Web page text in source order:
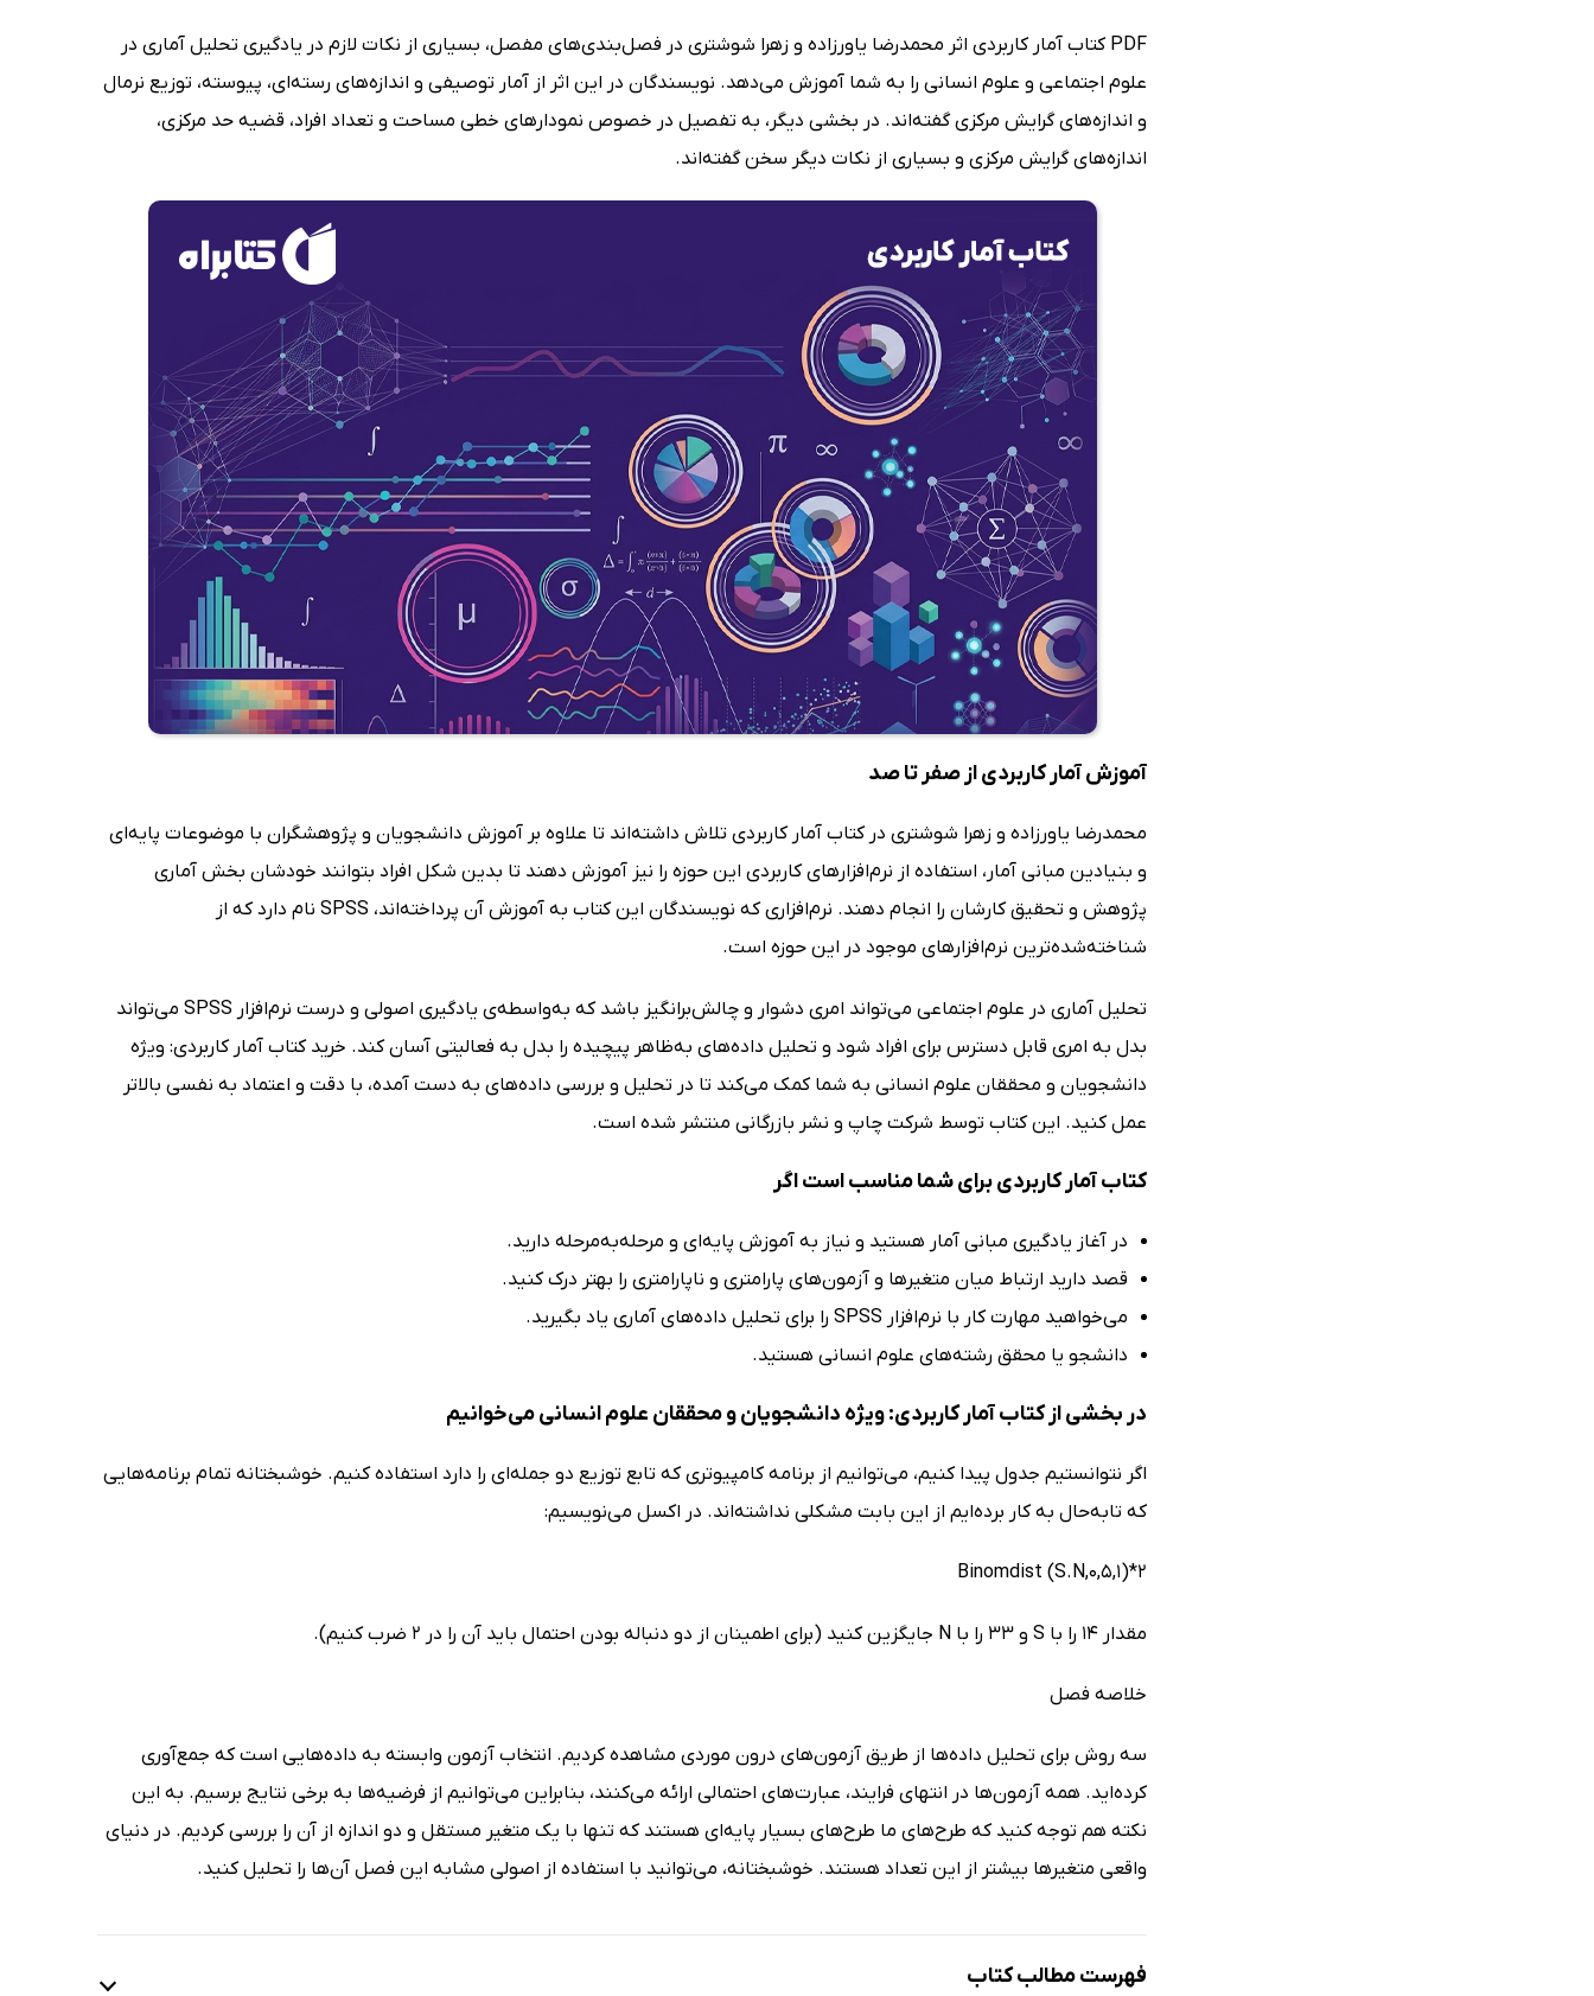
PDF کتاب آمار کاربردی اثر محمدرضا یاورزاده و زهرا شوشتری در فصل‌بندی‌های مفصل، بسیاری از نکات لازم در یادگیری تحلیل آماری در
علوم اجتماعی و علوم انسانی را به شما آموزش می‌دهد. نویسندگان در این اثر از آمار توصیفی و اندازه‌های رسته‌ای، پیوسته، توزیع نرمال
و اندازه‌های گرایش مرکزی گفته‌اند. در بخشی دیگر، به تفصیل در خصوص نمودارهای خطی مساحت و تعداد افراد، قضیه حد مرکزی،
اندازه‌های گرایش مرکزی و بسیاری از نکات دیگر سخن گفته‌اند.
آموزش آمار کاربردی از صفر تا صد
محمدرضا یاورزاده و زهرا شوشتری در کتاب آمار کاربردی تلاش داشته‌اند تا علاوه بر آموزش دانشجویان و پژوهشگران با موضوعات پایه‌ای
و بنیادین مبانی آمار، استفاده از نرم‌افزارهای کاربردی این حوزه را نیز آموزش دهند تا بدین شکل افراد بتوانند خودشان بخش آماری
پژوهش و تحقیق کارشان را انجام دهند. نرم‌افزاری که نویسندگان این کتاب به آموزش آن پرداخته‌اند، SPSS نام دارد که از
شناخته‌شده‌ترین نرم‌افزارهای موجود در این حوزه است.
تحلیل آماری در علوم اجتماعی می‌تواند امری دشوار و چالش‌برانگیز باشد که به‌واسطه‌ی یادگیری اصولی و درست نرم‌افزار SPSS می‌تواند
بدل به امری قابل دسترس برای افراد شود و تحلیل داده‌های به‌ظاهر پیچیده را بدل به فعالیتی آسان کند. خرید کتاب آمار کاربردی: ویژه
دانشجویان و محققان علوم انسانی به شما کمک می‌کند تا در تحلیل و بررسی داده‌های به دست آمده، با دقت و اعتماد به نفسی بالاتر
عمل کنید. این کتاب توسط شرکت چاپ و نشر بازرگانی منتشر شده است.
کتاب آمار کاربردی برای شما مناسب است اگر
در آغاز یادگیری مبانی آمار هستید و نیاز به آموزش پایه‌ای و مرحله‌به‌مرحله دارید.
قصد دارید ارتباط میان متغیرها و آزمون‌های پارامتری و ناپارامتری را بهتر درک کنید.
می‌خواهید مهارت کار با نرم‌افزار SPSS را برای تحلیل داده‌های آماری یاد بگیرید.
دانشجو یا محقق رشته‌های علوم انسانی هستید.
در بخشی از کتاب آمار کاربردی: ویژه دانشجویان و محققان علوم انسانی می‌خوانیم
اگر نتوانستیم جدول پیدا کنیم، می‌توانیم از برنامه کامپیوتری که تابع توزیع دو جمله‌ای را دارد استفاده کنیم. خوشبختانه تمام برنامه‌هایی
که تابه‌حال به کار برده‌ایم از این بابت مشکلی نداشته‌اند. در اکسل می‌نویسیم:
Binomdist (S.N,0,5,1)*2
مقدار 14 را با S و 33 را با N جایگزین کنید (برای اطمینان از دو دنباله بودن احتمال باید آن را در 2 ضرب کنیم).
خلاصه فصل
سه روش برای تحلیل داده‌ها از طریق آزمون‌های درون موردی مشاهده کردیم. انتخاب آزمون وابسته به داده‌هایی است که جمع‌آوری
کرده‌اید. همه آزمون‌ها در انتهای فرایند، عبارت‌های احتمالی ارائه می‌کنند، بنابراین می‌توانیم از فرضیه‌ها به برخی نتایج برسیم. به این
نکته هم توجه کنید که طرح‌های ما طرح‌های بسیار پایه‌ای هستند که تنها با یک متغیر مستقل و دو اندازه از آن را بررسی کردیم. در دنیای
واقعی متغیرها بیشتر از این تعداد هستند. خوشبختانه، می‌توانید با استفاده از اصولی مشابه این فصل آن‌ها را تحلیل کنید.
فهرست مطالب کتاب